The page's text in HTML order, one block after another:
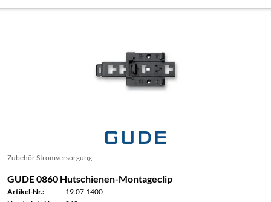
Zubehör Stromversorgung
GUDE 0860 Hutschienen-Montageclip
Artikel-Nr.:
19.07.1400